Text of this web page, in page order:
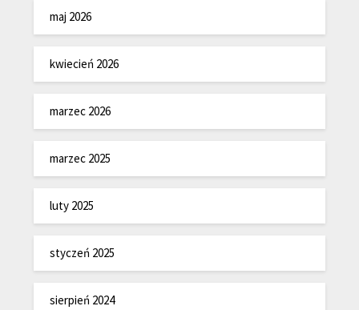
maj 2026
kwiecień 2026
marzec 2026
marzec 2025
luty 2025
styczeń 2025
sierpień 2024